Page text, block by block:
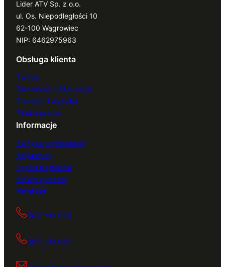
Lider ATV Sp. z o.o.
ul. Os. Niepodległości 10
62-100 Wągrowiec
NIP: 6462975963
Obsługa klienta
Zwroty
Gwarancja i reklamacje
Płatności i wysyłka
Finansowanie
Informacje
Polityka prywatności
Regulamin
Import pojazdów
Serwis quadów
Kontakt
667 000 083
667 000 084